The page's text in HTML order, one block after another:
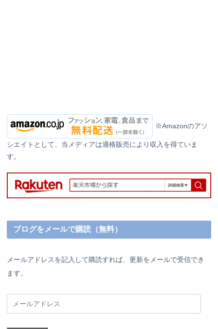
※Amazonのアソ
シエイトとして、当メディアは適格販売により収入を得ていま
す。
ブログをメールで購読（無料）
メールアドレスを記入して購読すれば、更新をメールで受信でき
ます。